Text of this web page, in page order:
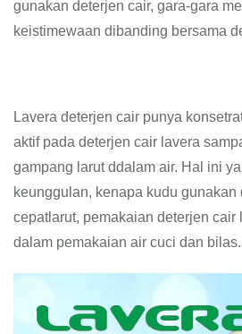
gunakan deterjen cair, gara-gara
keistimewaan dibanding bersama
Lavera deterjen cair punya
aktif pada deterjen cair lavera
gampang larut ddalam air. Hal ini
keunggulan, kenapa kudu gunakan
cepatlarut, pemakaian deterjen cair
dalam pemakaian air cuci dan bilas.